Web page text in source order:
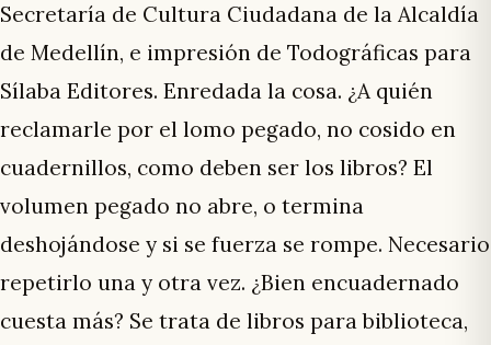
Secretaría de Cultura Ciudadana de la Alcaldía
de Medellín, e impresión de Todográficas para
Sílaba Editores. Enredada la cosa. ¿A quién
reclamarle por el lomo pegado, no cosido en
cuadernillos, como deben ser los libros? El
volumen pegado no abre, o termina
deshojándose y si se fuerza se rompe. Necesario
repetirlo una y otra vez. ¿Bien encuadernado
cuesta más? Se trata de libros para biblioteca,